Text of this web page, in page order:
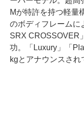
Mが特許を持つ軽量
のボディフレームに
SRX CROSSOVER
功。「Luxury」「
kgとアナウンスされ